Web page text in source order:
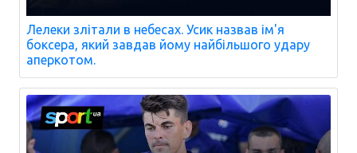
Лелеки злітали в небесах. Усик назвав ім'я
боксера, який завдав йому найбільшого удару
аперкотом.